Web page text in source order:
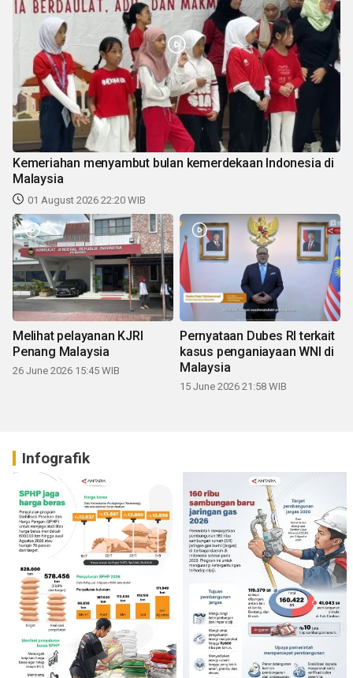
Kemeriahan menyambut bulan kemerdekaan Indonesia di
Malaysia
01 August 2026 22:20 WIB
Melihat pelayanan KJRI
Penang Malaysia
26 June 2026 15:45 WIB
Pernyataan Dubes RI terkait
kasus penganiayaan WNI di
Malaysia
15 June 2026 21:58 WIB
Infografik